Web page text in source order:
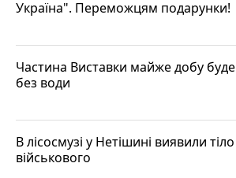
Україна". Переможцям подарунки!
Частина Виставки майже добу буде
без води
В лісосмузі у Нетішині виявили тіло
військового